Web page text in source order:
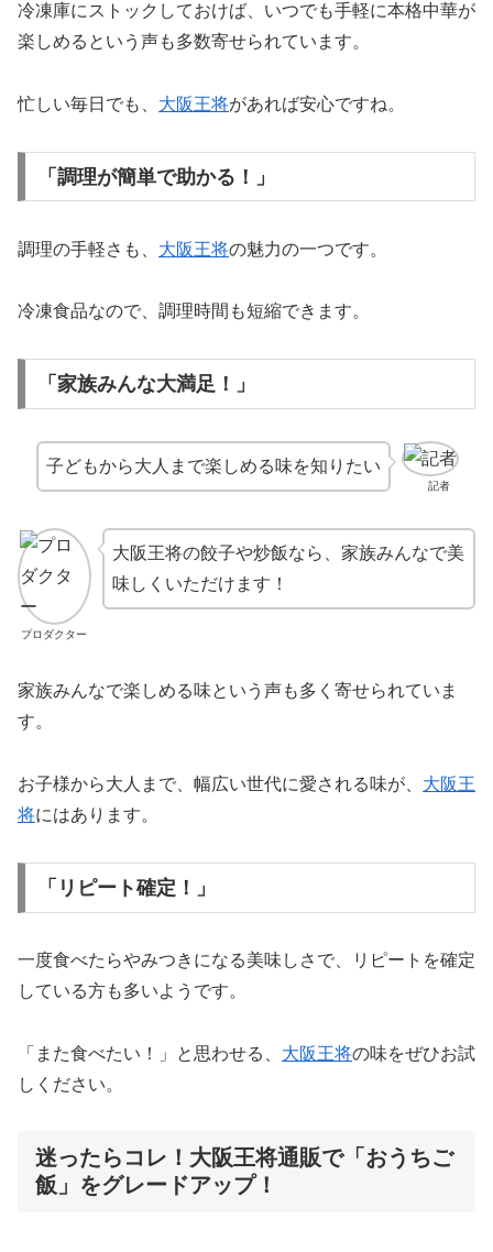
冷凍庫にストックしておけば、いつでも手軽に本格中華が
楽しめるという声も多数寄せられています。
忙しい毎日でも、 大阪王将があれば安心ですね。
「調理が簡単で助かる！」
調理の手軽さも、 大阪王将の魅力の一つです。
冷凍食品なので、調理時間も短縮できます。
「家族みんな大満足！」
記者
子どもから大人まで楽しめる味を知りたい
プロダクター
大阪王将の餃子や炒飯なら、家族みんなで美
味しくいただけます！
家族みんなで楽しめる味という声も多く寄せられていま
す。
お子様から大人まで、幅広い世代に愛される味が、 大阪王
将にはあります。
「リピート確定！」
一度食べたらやみつきになる美味しさで、リピートを確定
している方も多いようです。
「また食べたい！」と思わせる、 大阪王将の味をぜひお試
しください。
迷ったらコレ！大阪王将通販で「おうちご
飯」をグレードアップ！